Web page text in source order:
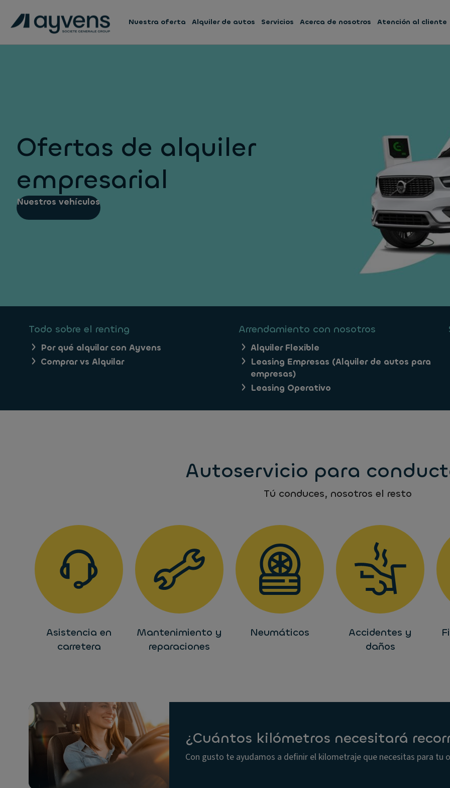
Nuestra oferta Alquiler de autos Servicios Acerca de nosotros Atención al cliente
Ofertas de alquiler
empresarial
Nuestros vehículos
Todo sobre el renting
Por qué alquilar con Ayvens
Comprar vs Alquilar
Arrendamiento con nosotros
Alquiler Flexible
Leasing Empresas (Alquiler de autos para
empresas)
Leasing Operativo
Autoservicio para
Tú conduces, nosotros el resto
Asistencia en
carretera
Mantenimiento y
reparaciones
Neumáticos
Accidentes y
daños
¿Cuántos kilómetros necesitará
Con gusto te ayudamos a definir el kilometraje que necesitas para tu